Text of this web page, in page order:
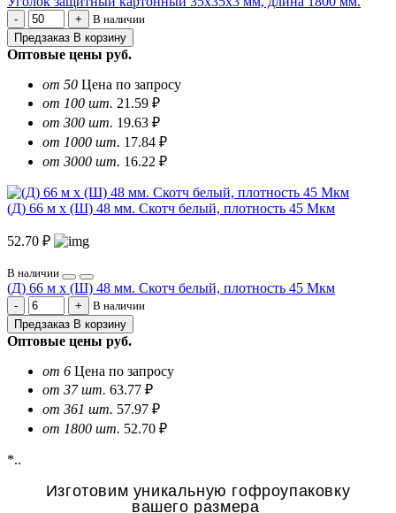
В наличии
Предзаказ В корзину
Оптовые цены руб.
от 50 Цена по запросу
от 100 шт. 21.59 ₽
от 300 шт. 19.63 ₽
от 1000 шт. 17.84 ₽
от 3000 шт. 16.22 ₽
(Д) 66 м х (Ш) 48 мм. Скотч белый, плотность 45 Мкм
52.70 ₽
В наличии
(Д) 66 м х (Ш) 48 мм. Скотч белый, плотность 45 Мкм
В наличии
Предзаказ В корзину
Оптовые цены руб.
от 6 Цена по запросу
от 37 шт. 63.77 ₽
от 361 шт. 57.97 ₽
от 1800 шт. 52.70 ₽
*..
Изготовим уникальную гофроупаковку
вашего размера